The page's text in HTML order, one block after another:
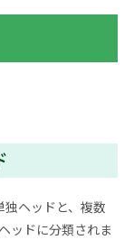
ヘッドと、複数
ッドに分類されま